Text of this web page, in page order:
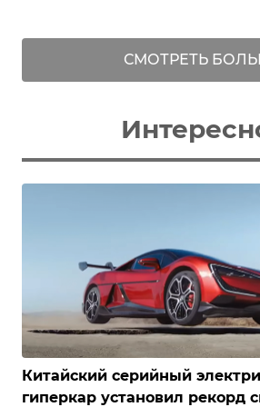
СМОТРЕТЬ
Китайский серийный
гиперкар установил рекорд